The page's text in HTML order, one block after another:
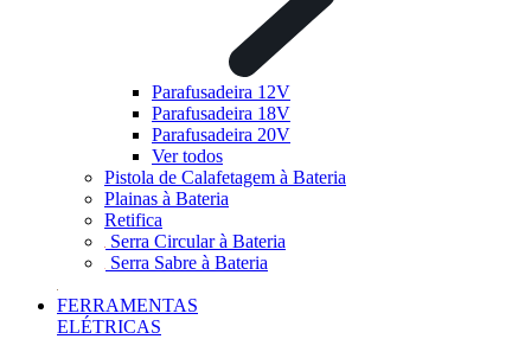
Parafusadeira 12V
Parafusadeira 18V
Parafusadeira 20V
Ver todos
Pistola de Calafetagem à Bateria
Plainas à Bateria
Retifica
Serra Circular à Bateria
Serra Sabre à Bateria
FERRAMENTAS
ELÉTRICAS